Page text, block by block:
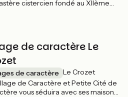
cistercien fondé au XIIème
près sa toiture colorée.
de caractère Le
de caractère Le Crozet
de Caractère et Petite Cité de
vous séduira avec ses maisons